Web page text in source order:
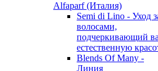
Alfaparf (Италия)
Semi di Lino - Уход
волосами,
подчеркивающий
естественную
Blends Of Many -
Линия